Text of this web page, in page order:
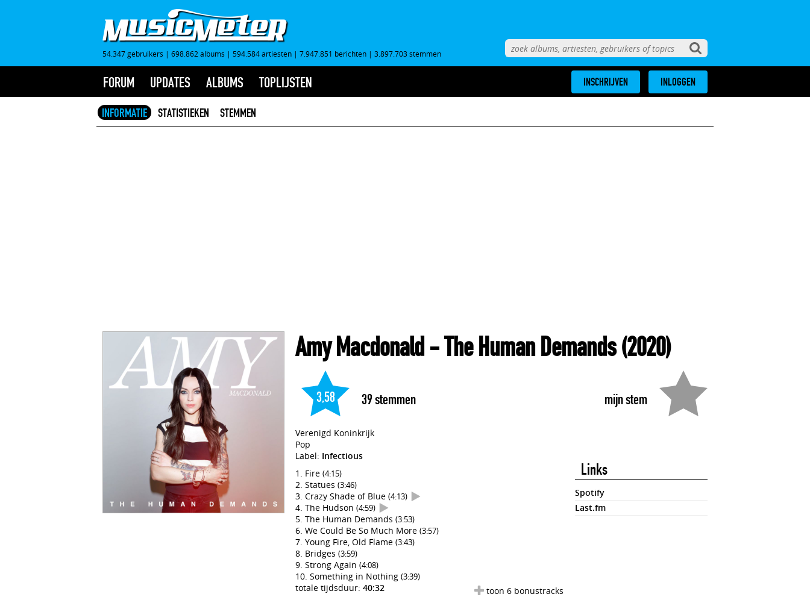
54.347 gebruikers | 698.862 albums | 594.584 artiesten | 7.947.851 berichten | 3.897.703 stemmen
FORUM UPDATES ALBUMS TOPLIJSTEN INSCHRIJVEN INLOGGEN
INFORMATIE STATISTIEKEN STEMMEN
Amy Macdonald- The Human Demands(2020)
mijn stem
3,58 39stemmen
Verenigd Koninkrijk
Pop
Label: Infectious
Fire (4:15)
Statues (3:46)
Crazy Shade of Blue (4:13)
The Hudson (4:59)
The Human Demands (3:53)
We Could Be So Much More (3:57)
Young Fire, Old Flame (3:43)
Bridges (3:59)
Strong Again (4:08)
Something in Nothing (3:39)
toon 6 bonustracks
totale tijdsduur: 40:32
Links
Spotify
Last.fm